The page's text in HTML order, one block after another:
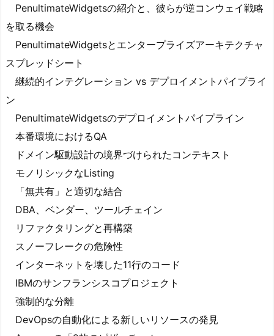
PenultimateWidgetsの紹介と、彼らが逆コンウェイ戦略
を取る機会
PenultimateWidgetsとエンタープライズアーキテクチャ
スプレッドシート
継続的インテグレーション vs デプロイメントパイプライ
ン
PenultimateWidgetsのデプロイメントパイプライン
本番環境におけるQA
ドメイン駆動設計の境界づけられたコンテキスト
モノリシックなListing
「無共有」と適切な結合
DBA、ベンダー、ツールチェイン
リファクタリングと再構築
スノーフレークの危険性
インターネットを壊した11行のコード
IBMのサンフランシスコプロジェクト
強制的な分離
DevOpsの自動化による新しいリソースの発見